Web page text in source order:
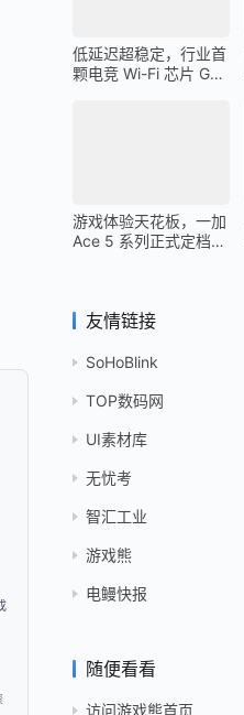
低延迟超稳定，行业首
颗电竞 Wi-Fi 芯片 G1
游戏体验天花板，一加
Ace 5 系列正式定档
友情链接
SoHoBlink
TOP数码网
UI素材库
无忧考
智汇工业
游戏熊
电鳗快报
随便看看
访问游戏熊首页